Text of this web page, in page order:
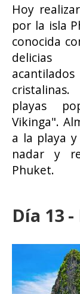
Hoy
por la isla
conocida
delicias
playas
Vikinga".
a la playa
nadar y
Phuket.
Día 13